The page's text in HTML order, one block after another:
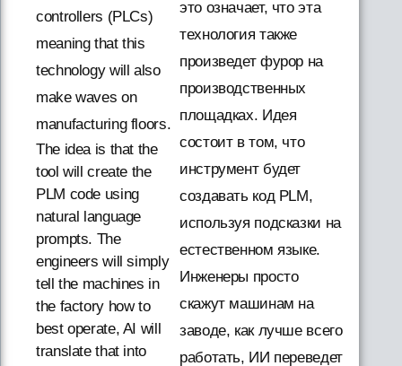
controllers (PLCs)
meaning that this
technology will also
make waves on
manufacturing floors.
The idea is that the
tool will create the
PLM code using
natural language
prompts. The
engineers will simply
tell the machines in
the factory how to
best operate, AI will
translate that into
это означает, что эта
технология также
произведет фурор на
производственных
площадках. Идея
состоит в том, что
инструмент будет
создавать код PLM,
используя подсказки на
естественном языке.
Инженеры просто
скажут машинам на
заводе, как лучше всего
работать, ИИ переведет